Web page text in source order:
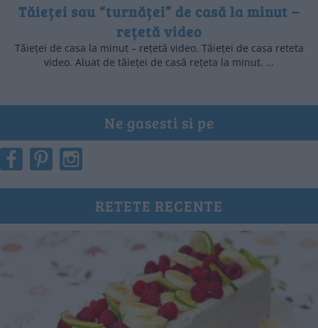
Tăieței sau “turnăței” de casă la minut –
rețetă video
Tăieței de casa la minut – rețetă video. Tăieței de casa reteta
video. Aluat de tăieței de casă rețeta la minut. …
Ne gasesti si pe
RETETE RECENTE